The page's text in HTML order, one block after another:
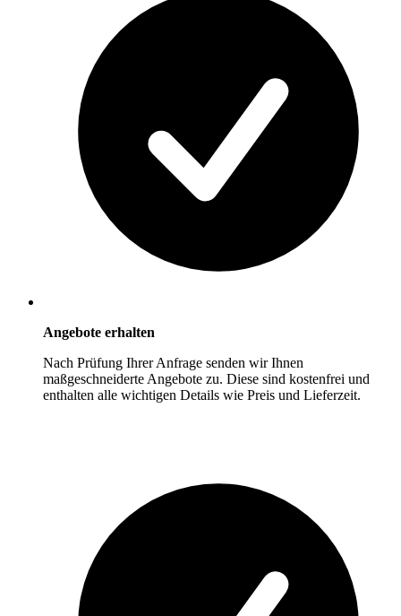
Angebote erhalten
Nach Prüfung Ihrer Anfrage senden wir Ihnen
maßgeschneiderte Angebote zu. Diese sind kostenfrei und
enthalten alle wichtigen Details wie Preis und Lieferzeit.